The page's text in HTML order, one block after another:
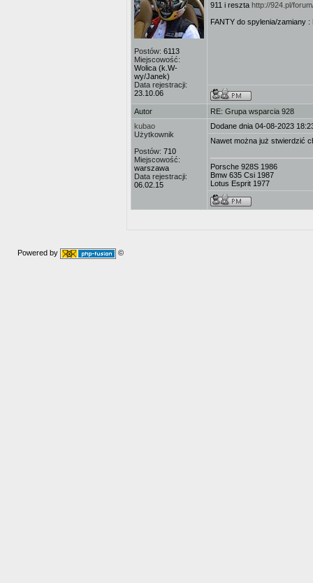
Postów: 6113
Miejscowość:
Wolica (k.W-
wy/Janek)
Data rejestracji:
23.10.06
911 i reszta http://924.pl/
FANTY do spylenia/zamiany :
Autor
RE: Grupa wsparcia 928
kubao
Użytkownik
Postów: 710
Miejscowość:
warszawa
Data rejestracji:
06.02.15
Dodane dnia 04-08-2023
Nawet można już stwierdzić
Porsche 928S 1986
Bmw 635 Csi 1987
Lotus Esprit 1977
Powered by ©